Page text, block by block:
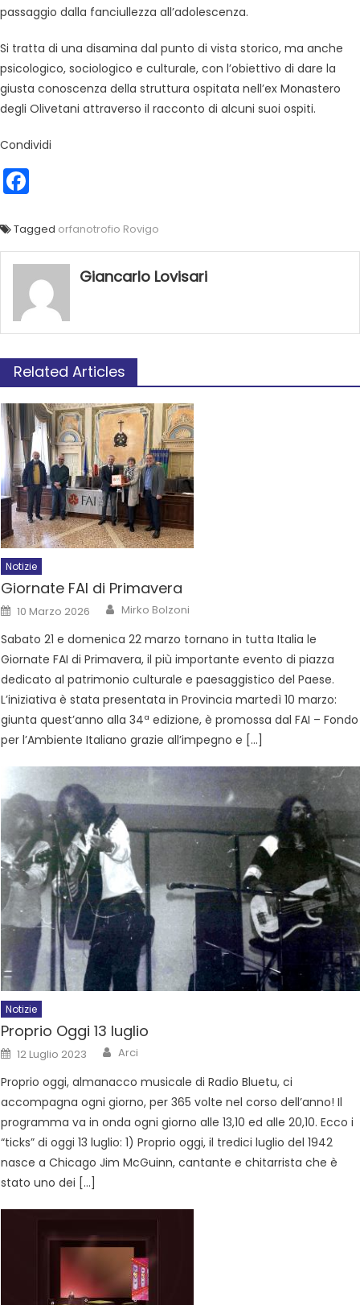
passaggio dalla fanciullezza all’adolescenza.
Si tratta di una disamina dal punto di vista storico, ma anche
psicologico, sociologico e culturale, con l’obiettivo di dare la
giusta conoscenza della struttura ospitata nell’ex Monastero
degli Olivetani attraverso il racconto di alcuni suoi ospiti.
Condividi
Tagged orfanotrofio Rovigo
Giancarlo Lovisari
Related Articles
Notizie
Giornate FAI di Primavera
10 Marzo 2026 Mirko Bolzoni
Sabato 21 e domenica 22 marzo tornano in tutta Italia le
Giornate FAI di Primavera, il più importante evento di piazza
dedicato al patrimonio culturale e paesaggistico del Paese.
L’iniziativa è stata presentata in Provincia martedì 10 marzo:
giunta quest’anno alla 34ª edizione, è promossa dal FAI – Fondo
per l’Ambiente Italiano grazie all’impegno e […]
Notizie
Proprio Oggi 13 luglio
12 Luglio 2023 Arci
Proprio oggi, almanacco musicale di Radio Bluetu, ci
accompagna ogni giorno, per 365 volte nel corso dell’anno! Il
programma va in onda ogni giorno alle 13,10 ed alle 20,10. Ecco i
“ticks” di oggi 13 luglio: 1) Proprio oggi, il tredici luglio del 1942
nasce a Chicago Jim McGuinn, cantante e chitarrista che è
stato uno dei […]